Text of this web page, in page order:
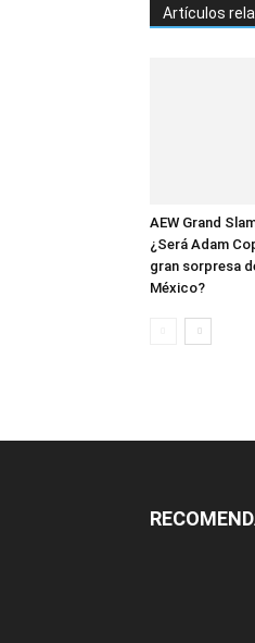
Artículos
AEW Grand
¿Será Adam
gran sorpresa
México?